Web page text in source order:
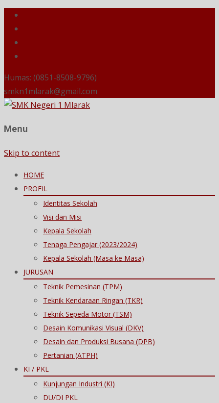
Humas: (0851-8508-9796)
smkn1mlarak@gmail.com
Menu
Skip to content
HOME
PROFIL
Identitas Sekolah
Visi dan Misi
Kepala Sekolah
Tenaga Pengajar (2023/2024)
Kepala Sekolah (Masa ke Masa)
JURUSAN
Teknik Pemesinan (TPM)
Teknik Kendaraan Ringan (TKR)
Teknik Sepeda Motor (TSM)
Desain Komunikasi Visual (DKV)
Desain dan Produksi Busana (DPB)
Pertanian (ATPH)
KI / PKL
Kunjungan Industri (KI)
DU/DI PKL